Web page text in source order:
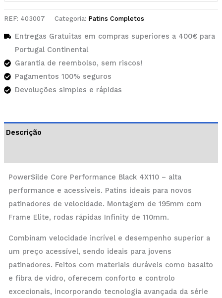
REF: 403007 Categoria: Patins Completos
Entregas Gratuitas em compras superiores a 400€ para
Portugal Continental
Garantia de reembolso, sem riscos!
Pagamentos 100% seguros
Devoluções simples e rápidas
Descrição
PowerSilde Core Performance Black 4X110 – alta
performance e acessíveis. Patins ideais para novos
patinadores de velocidade. Montagem de 195mm com
Frame Elite, rodas rápidas Infinity de 110mm.
Combinam velocidade incrível e desempenho superior a
um preço acessível, sendo ideais para jovens
patinadores. Feitos com materiais duráveis como basalto
e fibra de vidro, oferecem conforto e controlo
excecionais, incorporando tecnologia avançada da série